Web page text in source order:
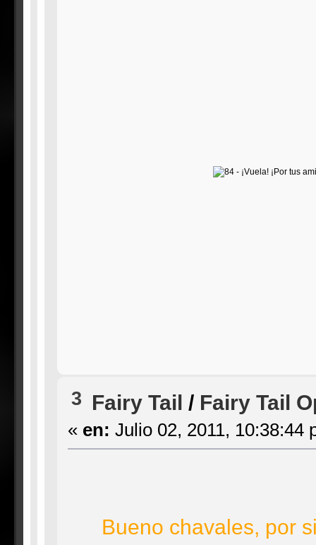
3 Fairy Tail / Fairy Tail
« en: Julio 02, 2011, 10:38:44
Bueno chavales, por